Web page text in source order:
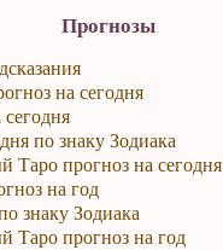
Прогнозы
на сегодня
по знаку Зодиака
Таро прогноз на сегодня
на год
знаку Зодиака
Таро прогноз на год